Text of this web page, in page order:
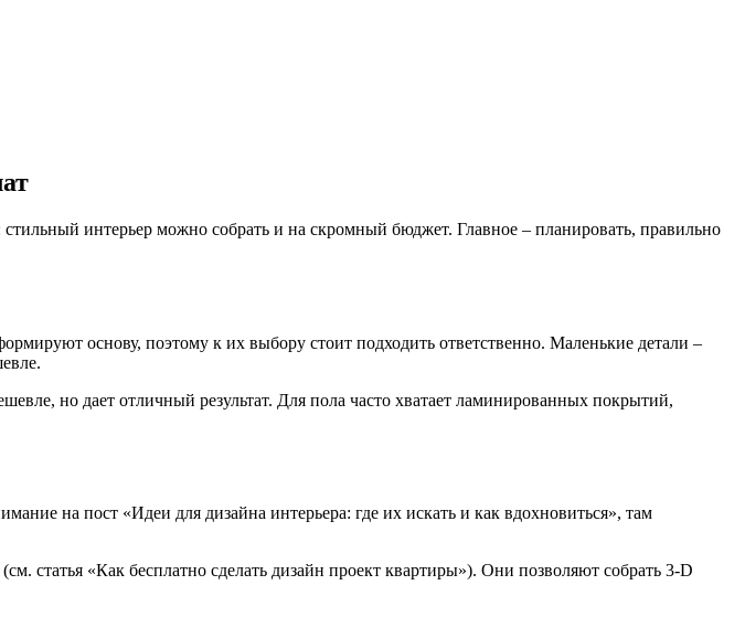
интерьер можно собрать и на скромный бюджет. Главное – планировать, правильно
основу, поэтому к их выбору стоит подходить ответственно. Маленькие детали –
но дает отличный результат. Для пола часто хватает ламинированных покрытий,
на пост «Идеи для дизайна интерьера: где их искать и как вдохновиться», там
статья «Как бесплатно сделать дизайн проект квартиры»). Они позволяют собрать 3‑D